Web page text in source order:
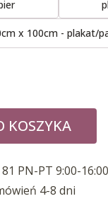
x 100cm - plakat/
KOSZYKA
PN-PT 9:00-16:00
4-8 dni